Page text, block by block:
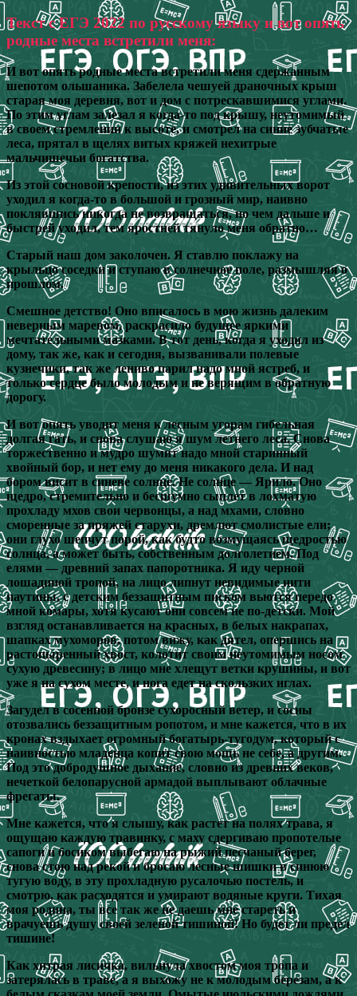
Текст с ЕГЭ 2022 по русскому языку и вот опять
родные места встретили меня:
И вот опять родные места встретили меня сдержанным
шепотом ольшаника. Забелела чешуей драночных крыш
старая моя деревня, вот и дом с потрескавшимися углами.
По этим углам залезал я когда-то под крышу, неутомимый
в своем стремлении к высоте, и смотрел на синие зубчатые
леса, прятал в щелях витых кряжей нехитрые
мальчишечьи богатства.
Из этой сосновой крепости, из этих удивительных ворот
уходил я когда-то в большой и грозный мир, наивно
поклявшись никогда не возвращаться, но чем дальше и
быстрей уходил, тем яростней тянуло меня обратно…
Старый наш дом заколочен. Я ставлю поклажу на
крыльцо соседки и ступаю в солнечное поле, размышляя о
прошлом.
Смешное детство! Оно вписалось в мою жизнь далеким
неверным маревом, раскрасило будущее яркими
мечтательными мазками. В тот день, когда я уходил из
дому, так же, как и сегодня, вызванивали полевые
кузнечики, так же лениво парил надо мной ястреб, и
только сердце было молодым и не верящим в обратную
дорогу.
И вот опять уводит меня к лесным угорам гибельная
долгая гать, и снова слушаю я шум летнего леса. Снова
торжественно и мудро шумит надо мной старинный
хвойный бор, и нет ему до меня никакого дела. И над
бором висит в синеве солнце. Не солнце — Ярило. Оно
щедро, стремительно и бесшумно сыплет в лохматую
прохладу мхов свои червонцы, а над мхами, словно
сморенные за пряжей старухи, дремлют смолистые ели;
они глухо шепчут порой, как будто возмущаясь щедростью
солнца, а может быть, собственным долголетием. Под
елями — древний запах папоротника. Я иду черной
лошадиной тропой, на лицо липнут невидимые нити
паутины, с детским беззащитным писком вьются передо
мной комары, хотя кусают они совсем не по-детски. Мой
взгляд останавливается на красных, в белых накрапах,
шапках мухоморов, потом вижу, как дятел, опершись на
растопыренный хвост, колотит своим неутомимым носом
сухую древесину; в лицо мне хлещут ветки крушины, и вот
уже я на сухом месте, и нога едет на скользких иглах.
Загудел в сосенной бронзе сухоросный ветер, и сосны
отозвались беззащитным ропотом, и мне кажется, что в их
кронах вздыхает огромный богатырь-тугодум, который с
наивностью младенца копит свою мощь не себе, а другим.
Под это добродушное дыхание, словно из древних веков,
нечеткой белопарусной армадой выплывают облачные
фрегаты.
Мне кажется, что я слышу, как растет на полях трава, я
ощущаю каждую травинку, с маху сдергиваю пропотелые
сапоги и босиком выбегаю на рыжий песчаный берег,
снова стою над рекой и бросаю лесные шишки в синюю
тугую воду, в эту прохладную русалочью постель, и
смотрю, как расходятся и умирают водяные круги. Тихая
моя родина, ты все так же не даешь мне стареть и
врачуешь душу своей зеленой тишиной! Но будет ли предел
тишине!
Как хитрая лисичка, вильнула хвостом моя тропа и
затерялась в траве, а я выхожу не к молодым березам, а к